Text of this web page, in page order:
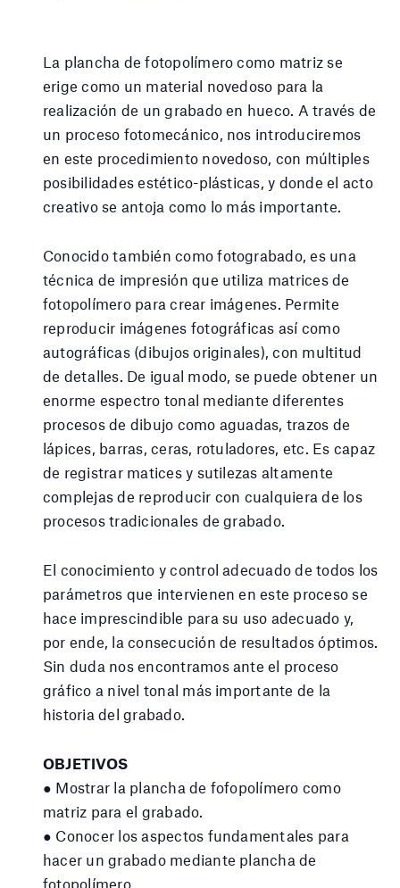
La plancha de fotopolímero como matriz se
erige como un material novedoso para la
realización de un grabado en hueco. A través de
un proceso fotomecánico, nos introduciremos
en este procedimiento novedoso, con múltiples
posibilidades estético-plásticas, y donde el acto
creativo se antoja como lo más importante.
Conocido también como fotograbado, es una
técnica de impresión que utiliza matrices de
fotopolímero para crear imágenes. Permite
reproducir imágenes fotográficas así como
autográficas (dibujos originales), con multitud
de detalles. De igual modo, se puede obtener un
enorme espectro tonal mediante diferentes
procesos de dibujo como aguadas, trazos de
lápices, barras, ceras, rotuladores, etc. Es capaz
de registrar matices y sutilezas altamente
complejas de reproducir con cualquiera de los
procesos tradicionales de grabado.
El conocimiento y control adecuado de todos los
parámetros que intervienen en este proceso se
hace imprescindible para su uso adecuado y,
por ende, la consecución de resultados óptimos.
Sin duda nos encontramos ante el proceso
gráfico a nivel tonal más importante de la
historia del grabado.
OBJETIVOS
● Mostrar la plancha de fofopolímero como
matriz para el grabado.
● Conocer los aspectos fundamentales para
hacer un grabado mediante plancha de
fotopolímero.